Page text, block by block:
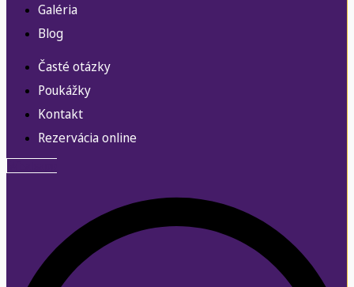
Galéria
Blog
Časté otázky
Poukážky
Kontakt
Rezervácia online